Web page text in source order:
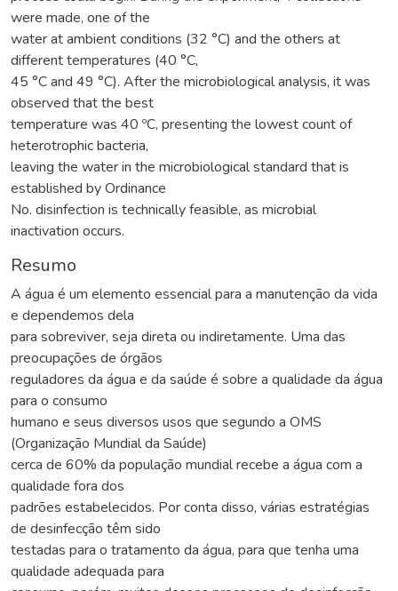
were made, one of the
water at ambient conditions (32 °C) and the others at
different temperatures (40 °C,
45 °C and 49 °C). After the microbiological analysis, it was
observed that the best
temperature was 40 ºC, presenting the lowest count of
heterotrophic bacteria,
leaving the water in the microbiological standard that is
established by Ordinance
No. disinfection is technically feasible, as microbial
inactivation occurs.
Resumo
A água é um elemento essencial para a manutenção da vida
e dependemos dela
para sobreviver, seja direta ou indiretamente. Uma das
preocupações de órgãos
reguladores da água e da saúde é sobre a qualidade da água
para o consumo
humano e seus diversos usos que segundo a OMS
(Organização Mundial da Saúde)
cerca de 60% da população mundial recebe a água com a
qualidade fora dos
padrões estabelecidos. Por conta disso, várias estratégias
de desinfecção têm sido
testadas para o tratamento da água, para que tenha uma
qualidade adequada para